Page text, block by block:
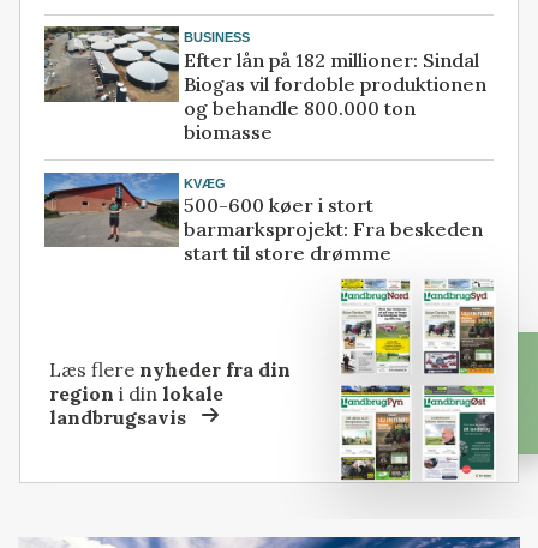
BUSINESS
Efter lån på 182 millioner: Sindal
Biogas vil fordoble produktionen
og behandle 800.000 ton
biomasse
KVÆG
500-600 køer i stort
barmarksprojekt: Fra beskeden
start til store drømme
Læs flere nyheder fra din
region i dinlokale
landbrugsavis